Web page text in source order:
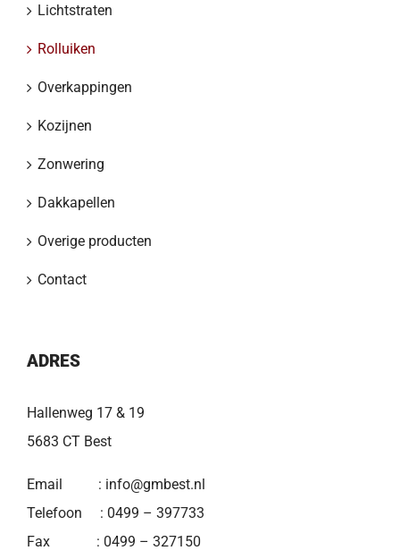
Lichtstraten
Rolluiken
Overkappingen
Kozijnen
Zonwering
Dakkapellen
Overige producten
Contact
ADRES
Hallenweg 17 & 19
5683 CT Best
Email : info@gmbest.nl
Telefoon : 0499 – 397733
Fax : 0499 – 327150